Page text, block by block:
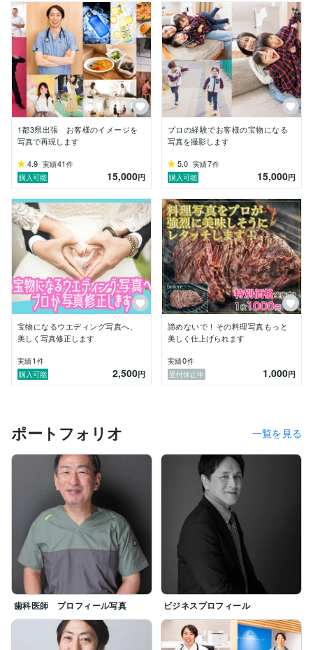
お世話になっている方々から、写真のお悩み相談を頂い
ていた時期です。
例えば
「婚活用のプロフィール写真が撮影したい。でもカメラ
が前に来ると、緊張して良い表情ができない。」
「料理写真を撮影してもらったけど、イマイチ美味しそ
うに見えない。」
「遺影写真をオシャレに堅苦しくなく撮影したい。」
などなど
お話を聞けば聞くほど、写真関連のお悩みを抱える方が
多いかもと思い
どなたでも利用できる「ココナラ」さんに登録してみま
した。
スマホで写真も動画も綺麗に撮れるのに、なんか違
う。。。
そう感じたなら、プロカメラマンが使う知識や経験がお
役に立つかもしれません。
このココナラがプロカメラマンに相談できる窓口になれ
ば幸いです。
親戚のおじさんに
ぐらい気軽な感覚でご相談頂けますと嬉しいです。
メインジャンルは、人物写真　と　商品写真　です。
▶︎人物撮影（広報誌、企業PRサイト、プロフィール写
真、アーティスト写真、家族写真　など）
▶︎商品撮影（医療機関、民泊、飲食店、料理写真、EC
サイト商品写真、商品イメージ写真　など）
撮影になれたタレントさんだけでなく、
一般のお客様の撮影経験も豊富ですので、
緊張しやすいお客様にリラックスして頂き、自然な笑顔
を引き出す技術に自信があります。
保育園のお子様からベテランのお医者様まで、心を通わ
せた魅力的な人物写真を得意としています。
また、商品撮影も得意としています。
小さな撮影環境がありますので、1m以下の小規模な商
品撮影であれば、
1都3県出張 お客様のイメージを
写真で再現します
4.9 実績41 件
購入可能
15,000円
プロの経験でお客様の宝物になる
写真を撮影します
5.0 実績7件
購入可能
15,000円
宝物になるウエディング写真へ、
美しく写真修正します
実績1 件
購入可能
2,500円
諦めないで！その料理写真もっと
美しく仕上げられます
実績0件
受付休止中
1,000円
ポートフォリオ 一覧を見る
歯科医師 プロフィール写真 ビジネスプロフィール